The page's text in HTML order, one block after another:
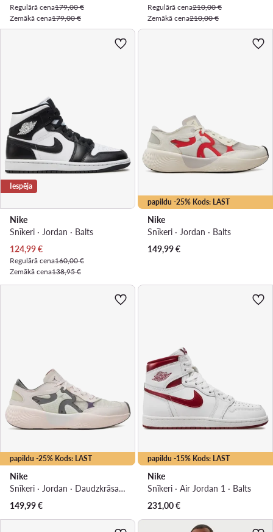
Regulārā cena179,00 €
Zemākā cena179,00 €
Regulārā cena210,00 €
Zemākā cena210,00 €
Iespēja
Nike
Snīkeri · Jordan · Balts
Pašreizējā cena
124,99€
Regulārā cena160,00 €
Zemākā cena138,95 €
papildu -25% Kods: LAST
Nike
Snīkeri · Jordan · Balts
149,99€
papildu -25% Kods: LAST
Nike
Snīkeri · Jordan · Daudzkrāsains
149,99€
papildu -15% Kods: LAST
Nike
Snīkeri · Air Jordan 1 · Balts
231,00€